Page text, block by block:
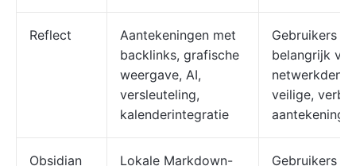
Reflect
Aantekeningen met
backlinks, grafische
weergave, AI,
versleuteling,
kalenderintegratie
Gebruikers
belangrijk
veilige,
Obsidian Lokale Markdown- Gebruikers en